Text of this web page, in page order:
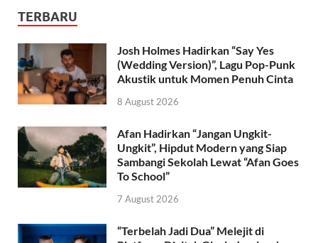
TERBARU
Josh Holmes Hadirkan “Say Yes
(Wedding Version)”, Lagu Pop-Punk
Akustik untuk Momen Penuh Cinta
8 August 2026
Afan Hadirkan “Jangan Ungkit-
Ungkit”, Hipdut Modern yang Siap
Sambangi Sekolah Lewat “Afan Goes
To School”
7 August 2026
“Terbelah Jadi Dua” Melejit di